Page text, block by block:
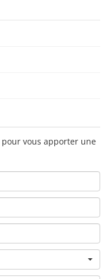
vous apporter une